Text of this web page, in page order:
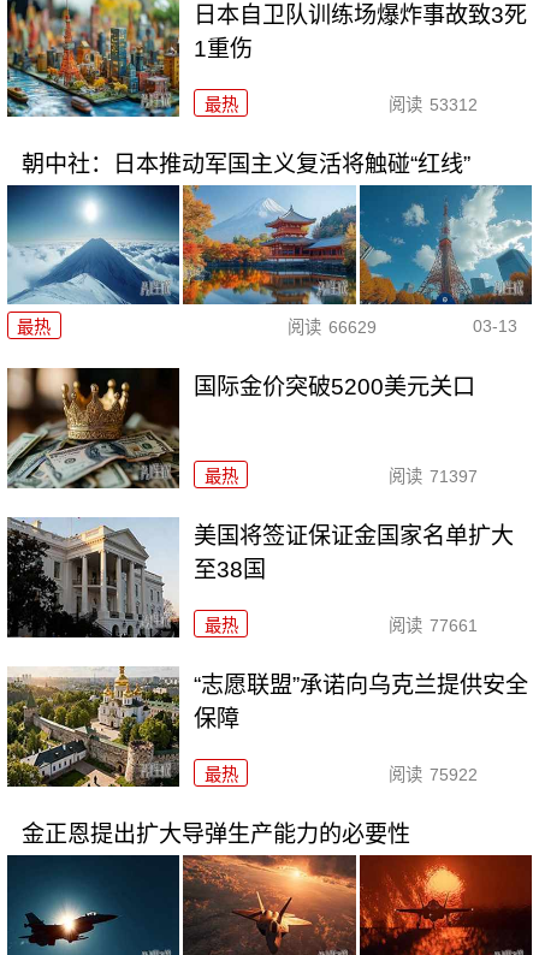
日本自卫队训练场爆炸事故致3死
1重伤
最热 阅读 53312
朝中社：日本推动军国主义复活将触碰“红线”
最热 阅读 66629 03-13
国际金价突破5200美元关口
最热 阅读 71397
美国将签证保证金国家名单扩大
至38国
最热 阅读 77661
“志愿联盟”承诺向乌克兰提供安全
保障
最热 阅读 75922
金正恩提出扩大导弹生产能力的必要性